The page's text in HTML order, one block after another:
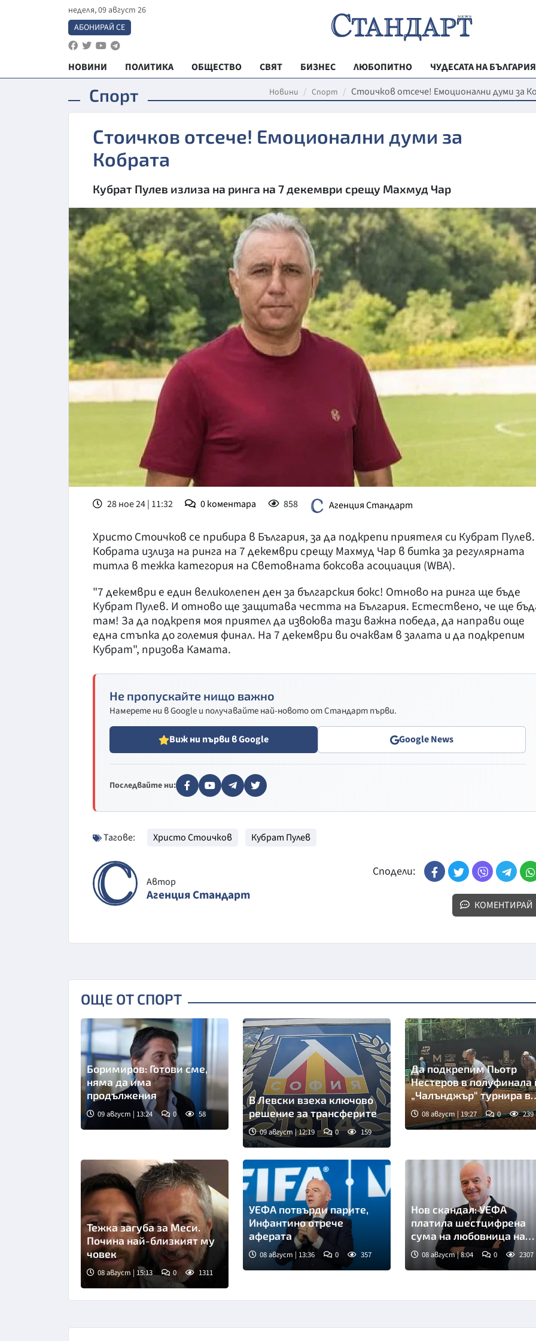
неделя, 09 август 26
АБОНИРАЙ СЕ
НОВИНИ ПОЛИТИКА ОБЩЕСТВО СВЯТ БИЗНЕС ЛЮБОПИТНО
ЧУДЕСАТА НА БЪЛГАРИЯ
РЕГИОНАЛНИ
ВЕСТНИК
ТЕХНОЛОГИИ
ДА!НА
ДА! НА
КУЛТУРА
ПРАВОСЪДИЕ
КРИМИ
ОБЯВИ
ВОЙНАТА В
Спорт Новини Спорт Стоичков отсече! Емоционални думи за
Стоичков отсече! Емоционални думи за
Кобрата
Кубрат Пулев излиза на ринга на 7 декември срещу Махмуд Чар
28 ное 24 | 11:32 0коментара 858 Агенция Стандарт
Христо Стоичков се прибира в България, за да подкрепи приятеля си Кубрат Пулев.
Кобрата излиза на ринга на 7 декември срещу Махмуд Чар в битка за регулярната
титла в тежка категория на Световната боксова асоциация (WBA).
"7 декември е един великолепен ден за българския бокс! Отново на ринга ще бъде
Кубрат Пулев. И отново ще защитава честта на България. Естествено, че ще
там! За да подкрепя моя приятел да извоюва тази важна победа, да направи още
една стъпка до големия финал. На 7 декември ви очаквам в залата и да подкрепим
Кубрат", призова Камата.
Не пропускайте нищо важно
Намерете ни в Google и получавайте най-новото от Стандарт първи.
Виж ни първи в Google Google News
Последвайте ни:
Тагове: Христо Стоичков Кубрат Пулев
Автор
Агенция Стандарт
Сподели:
КОМЕНТИРАЙ
ОЩЕ ОТ СПОРТ
Боримиров: Готови сме,
няма да има
продължения
09 август | 13:24 0 58
Снимка: БГНЕС
В Левски взеха ключово
решение за трансферите
09 август | 12:19 0 159
Да подкрепим Пьотр
Нестеров в полуфинала
„Чалънджър“ турнира в
Пловдив!
08 август | 19:27 0 239
Снимка: Инстаграм
Тежка загуба за Меси.
Почина най-близкият му
човек
08 август | 15:13 0 1311
УЕФА потвърди парите,
Инфантино отрече
аферата
08 август | 13:36 0 357
Нов скандал: УЕФА
платила шестцифрена
сума на любовница на
Инфантино
08 август | 8:04 0 2307